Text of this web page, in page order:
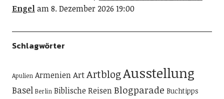
Engelam 8. Dezember 2026 19:00
Schlagwörter
Apulien ArmenienArtArtblogAusstellung
Basel Berlin Biblische ReisenBlogparade Buchtipps